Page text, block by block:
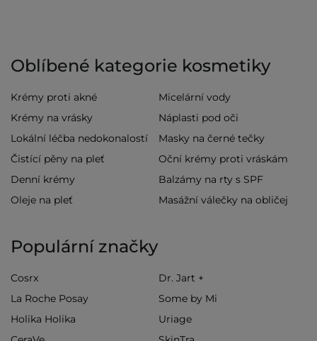
Oblíbené kategorie kosmetiky
Krémy proti akné
Micelární vody
Krémy na vrásky
Náplasti pod oči
Lokální léčba nedokonalostí
Masky na černé tečky
Čistící pěny na pleť
Oční krémy proti vráskám
Denní krémy
Balzámy na rty s SPF
Oleje na pleť
Masážní válečky na obličej
Populární značky
Cosrx
Dr. Jart +
La Roche Posay
Some by Mi
Holika Holika
Uriage